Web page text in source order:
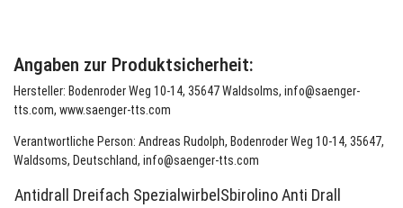
Angaben zur Produktsicherheit:
Hersteller: Bodenroder Weg 10-14, 35647 Waldsolms, info@saenger-
tts.com, www.saenger-tts.com
Verantwortliche Person: Andreas Rudolph, Bodenroder Weg 10-14, 35647,
Waldsoms, Deutschland, info@saenger-tts.com
Antidrall Dreifach SpezialwirbelSbirolino Anti Drall